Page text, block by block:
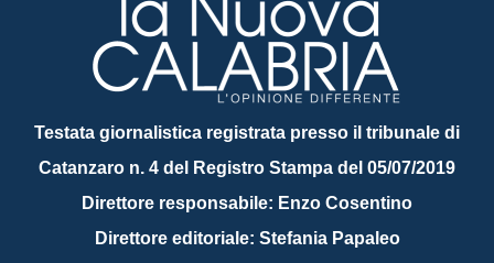
Testata giornalistica registrata presso il tribunale di
Catanzaro n. 4 del Registro Stampa del 05/07/2019
Direttore responsabile: Enzo Cosentino
Direttore editoriale: Stefania Papaleo